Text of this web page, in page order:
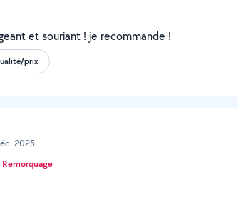
et souriant ! je recommande !
prix
2025